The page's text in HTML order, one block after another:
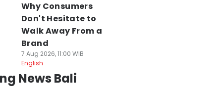
Why Consumers
Don't Hesitate to
Walk Away From a
Brand
7 Aug 2026, 11:00 WIB
English
News Bali